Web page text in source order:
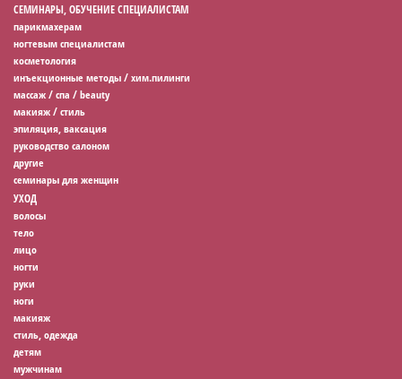
СЕМИНАРЫ, ОБУЧЕНИЕ СПЕЦИАЛИСТАМ
парикмахерам
ногтевым специалистам
косметология
инъекционные методы / хим.пилинги
массаж / спа / beauty
макияж / стиль
эпиляция, ваксация
руководство салоном
другие
семинары для женщин
УХОД
волосы
тело
лицо
ногти
руки
ноги
макияж
стиль, одежда
детям
мужчинам